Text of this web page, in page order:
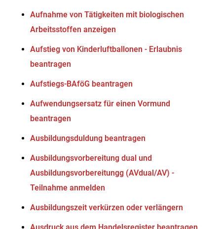
Aufnahme von Tätigkeiten mit biologischen
Arbeitsstoffen anzeigen
Aufstieg von Kinderluftballonen - Erlaubnis
beantragen
Aufstiegs-BAföG beantragen
Aufwendungsersatz für einen Vormund
beantragen
Ausbildungsduldung beantragen
Ausbildungsvorbereitung dual und
Ausbildungsvorbereitungg (AVdual/AV) -
Teilnahme anmelden
Ausbildungszeit verkürzen oder verlängern